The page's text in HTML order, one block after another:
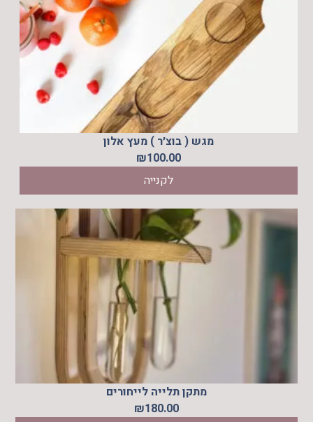
מגש ( בוצ׳ר ) מעץ אלון
₪100.00
לקנייה
מתקן תלייה לייחורים
₪180.00